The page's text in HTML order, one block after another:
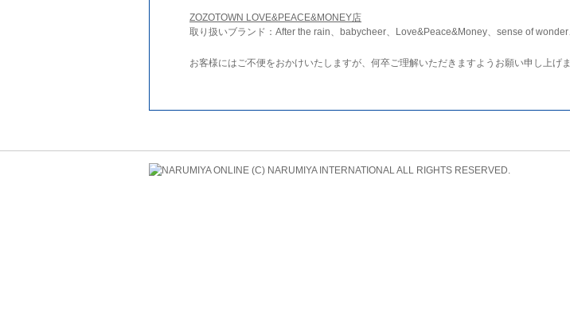
ZOZOTOWN LOVE&PEACE&MONEY店
取り扱いブランド：After the rain、babycheer、Love&Peace&Money、sense of wonder
お客様にはご不便をおかけいたしますが、何卒ご理解いただきますようお願い申し上げま